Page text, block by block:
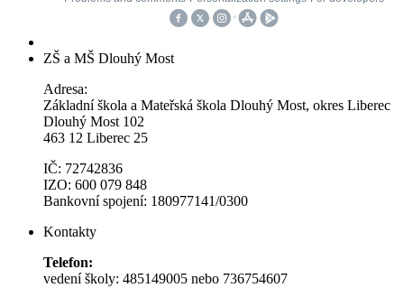
ZŠ a MŠ Dlouhý Most
Adresa:
Základní škola a Mateřská škola Dlouhý Most, okres Liberec
Dlouhý Most 102
463 12 Liberec 25
IČ: 72742836
IZO: 600 079 848
Bankovní spojení: 180977141/0300
Kontakty
Telefon:
vedení školy: 485149005 nebo 736754607